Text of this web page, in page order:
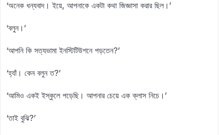
‘অনেক ধন্যবাদ। ইয়ে, আপনাকে একটা কথা জিজ্ঞাসা করার ছিল।’
‘বলুন।’
‘আপনি কি সত্যভামা ইনস্টিটিউশনে পড়তেন?’
‘হ্যাঁ। কেন বলুন ত?’
‘আমিও একই ইস্কুলে পড়েছি। আপনার চেয়ে এক ক্লাস নিচে।’
‘তাই বুঝি?’